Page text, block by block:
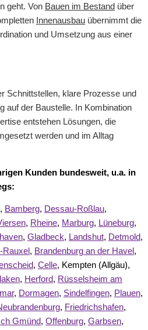
geht. Von Bauen im Bestand über
Innenausbau übernimmt die
und Umsetzung aus einer
Schnittstellen, klare Prozesse und
auf der Baustelle. In Kombination
entstehen Lösungen, die
werden und im Alltag
Kunden bundesweit, u.a. in
, Bamberg, Dessau-Roßlau,
, Rheine, Marburg, Lüneburg,
, Gladbeck, Landshut, Detmold,
, Brandenburg an der Havel ,
, Celle, Kempten (Allgäu),
, Herford, Rüsselsheim am
, Dormagen, Sindelfingen, Plauen,
, Friedrichshafen,
Gmünd, Offenburg, Garbsen,